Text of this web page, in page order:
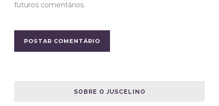
futuros comentários.
SOBRE O JUSCELINO